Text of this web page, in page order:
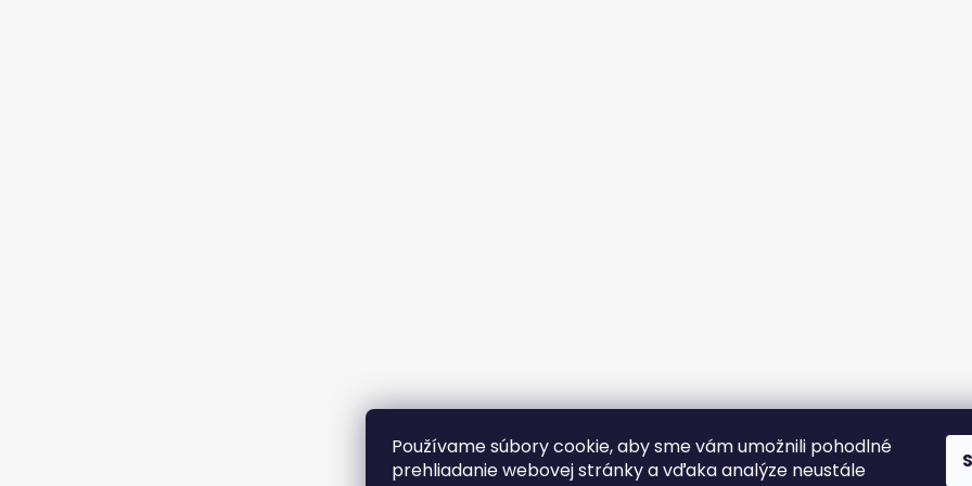
Používame súbory cookie, aby sme vám umožnili pohodlné
prehliadanie webovej stránky a vďaka analýze neustále